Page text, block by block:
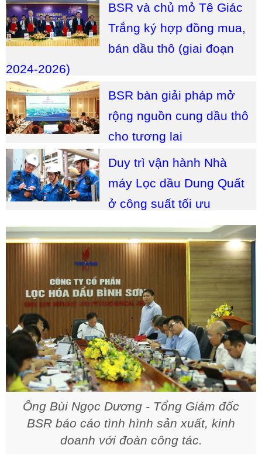
BSR và chủ mỏ Tê Giác
Trắng ký hợp đồng mua,
bán dầu thô (giai đoạn
2024-2026)
BSR bàn giải pháp mở
rộng nguồn cung dầu thô
cho tương lai
Duy trì vận hành Nhà
máy Lọc dầu Dung Quất
ở công suất tối ưu
Ông Bùi Ngọc Dương - Tổng Giám đốc
BSR báo cáo tình hình sản xuất, kinh
doanh với đoàn công tác.